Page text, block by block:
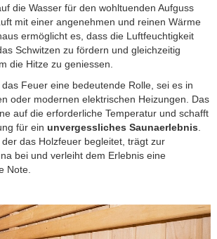
die Wasser für den wohltuenden Aufguss
mit einer angenehmen und reinen Wärme
ermöglicht es, dass die Luftfeuchtigkeit
Schwitzen zu fördern und gleichzeitig
die Hitze zu geniessen.
Feuer eine bedeutende Rolle, sei es in
oder modernen elektrischen Heizungen. Das
auf die erforderliche Temperatur und schafft
für ein unvergessliches Saunaerlebnis
das Holzfeuer begleitet, trägt zur
bei und verleiht dem Erlebnis eine
Note.